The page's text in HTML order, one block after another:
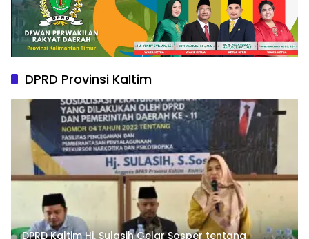
DPRD Provinsi Kaltim
DPRD Kaltim Hj. Sulasih Gelar Sosper tentang